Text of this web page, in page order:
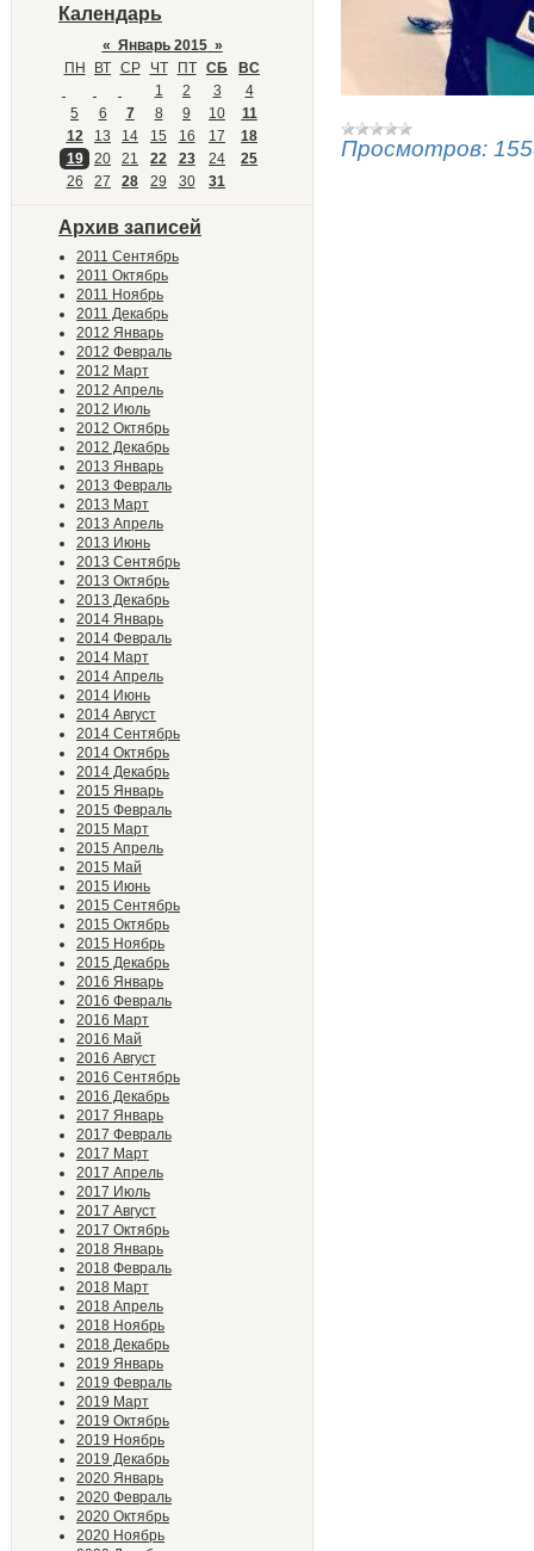
Календарь
« Январь 2015 »
ПН
ВТ СР ЧТ ПТ СБ
ВС
1
2 3
4
5
6 7 8 9 10
11
12
13 14 15 16 17
18
19
20 21 22 23 24
25
26
27 28 29 30 31
Архив записей
2011 Сентябрь
2011 Октябрь
2011 Ноябрь
2011 Декабрь
2012 Январь
2012 Февраль
2012 Март
2012 Апрель
2012 Июль
2012 Октябрь
2012 Декабрь
2013 Январь
2013 Февраль
2013 Март
2013 Апрель
2013 Июнь
2013 Сентябрь
2013 Октябрь
2013 Декабрь
2014 Январь
2014 Февраль
2014 Март
2014 Апрель
2014 Июнь
2014 Август
2014 Сентябрь
2014 Октябрь
2014 Декабрь
2015 Январь
2015 Февраль
2015 Март
2015 Апрель
2015 Май
2015 Июнь
2015 Сентябрь
2015 Октябрь
2015 Ноябрь
2015 Декабрь
2016 Январь
2016 Февраль
2016 Март
2016 Май
2016 Август
2016 Сентябрь
2016 Декабрь
2017 Январь
2017 Февраль
2017 Март
2017 Апрель
2017 Июль
2017 Август
2017 Октябрь
2018 Январь
2018 Февраль
2018 Март
2018 Апрель
2018 Ноябрь
2018 Декабрь
2019 Январь
2019 Февраль
2019 Март
2019 Октябрь
2019 Ноябрь
2019 Декабрь
2020 Январь
2020 Февраль
2020 Октябрь
2020 Ноябрь
Просмотров: